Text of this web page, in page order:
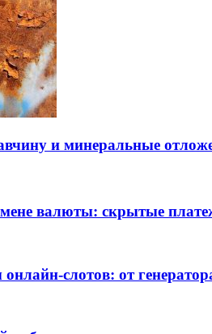
и минеральные
валюты: скрытые
слотов: от